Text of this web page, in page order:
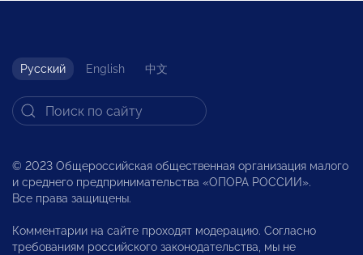
Русский English 中文
© 2023 Общероссийская общественная организация малого
и среднего предпринимательства «ОПОРА РОССИИ».
Все права защищены.
Комментарии на сайте проходят модерацию. Согласно
требованиям российского законодательства, мы не